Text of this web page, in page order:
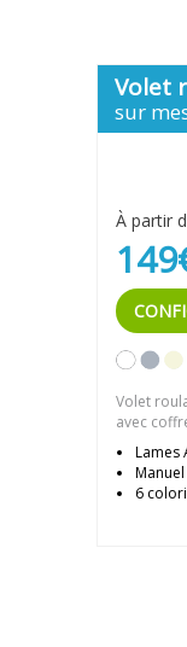
Volet
sur
À partir
Volet
avec
Lames
6